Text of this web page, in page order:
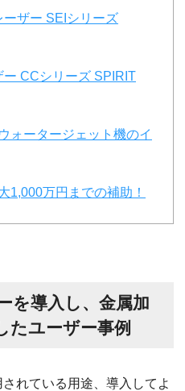
ザー SEIシリーズ
CCシリーズ SPIRIT
ォータージェット機のイ
1,000万円までの補助！
を導入し、金属加
たユーザー事例
れている用途、導入してよ